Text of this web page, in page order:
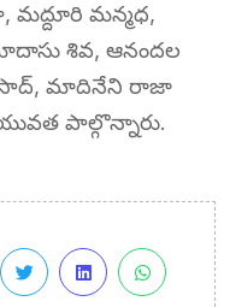
మన్మధ,
శివ, ఆనందల
మాదినేని రాజా
పాల్గొన్నారు.